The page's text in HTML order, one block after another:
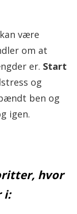
være
om at
er. Start
og
ben og
igen.
hvor
i: